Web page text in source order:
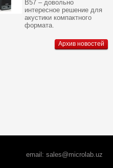
В57 – довольно
интересное решение для
акустики компактного
формата.
Архив новостей
email: sales@microlab.uz